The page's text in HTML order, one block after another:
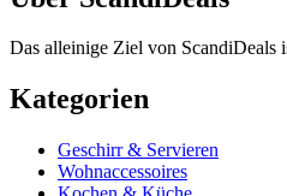
Das alleinige Ziel von ScandiDeals
Kategorien
Geschirr & Servieren
Wohnaccessoires